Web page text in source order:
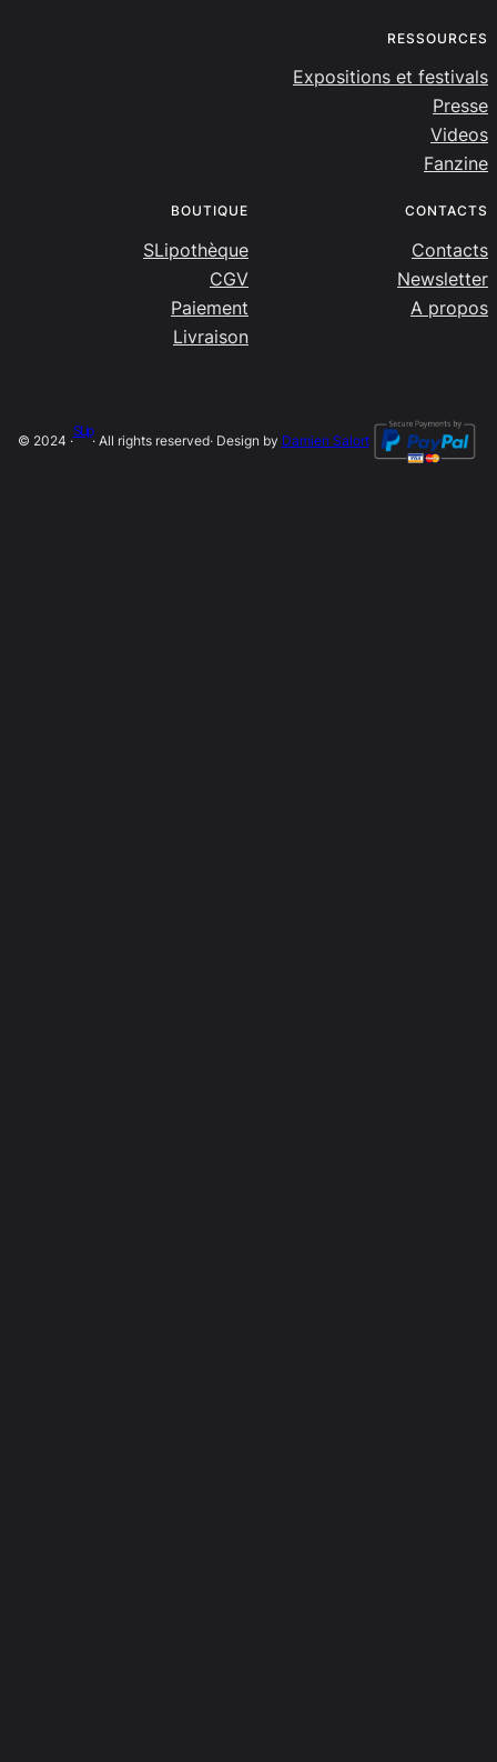
RESSOURCES
Expositions et festivals
Presse
Videos
Fanzine
BOUTIQUE
SLipothèque
CGV
Paiement
Livraison
CONTACTS
Contacts
Newsletter
A propos
© 2024 ·
SLip
· All rights reserved· Design by Damien Salort